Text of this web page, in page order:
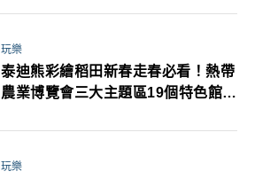
玩樂
泰迪熊彩繪稻田新春走春必看！熱帶
農業博覽會三大主題區19個特色館活
玩樂